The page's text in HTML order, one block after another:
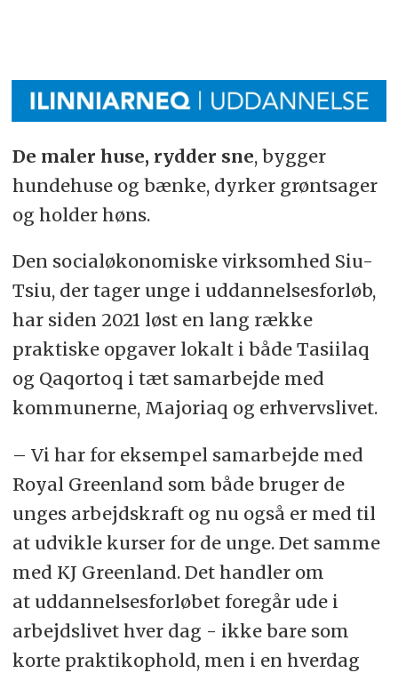
De maler huse, rydder sne, bygger
hundehuse og bænke, dyrker grøntsager
og holder høns.
Den socialøkonomiske virksomhed Siu-
Tsiu, der tager unge i uddannelsesforløb,
har siden 2021 løst en lang række
praktiske opgaver lokalt i både Tasiilaq
og Qaqortoq i tæt samarbejde med
kommunerne, Majoriaq og erhvervslivet.
– Vi har for eksempel samarbejde med
Royal Greenland som både bruger de
unges arbejdskraft og nu også er med til
at udvikle kurser for de unge. Det samme
med KJ Greenland. Det handler om
at uddannelsesforløbet foregår ude i
arbejdslivet hver dag - ikke bare som
korte praktikophold, men i en hverdag